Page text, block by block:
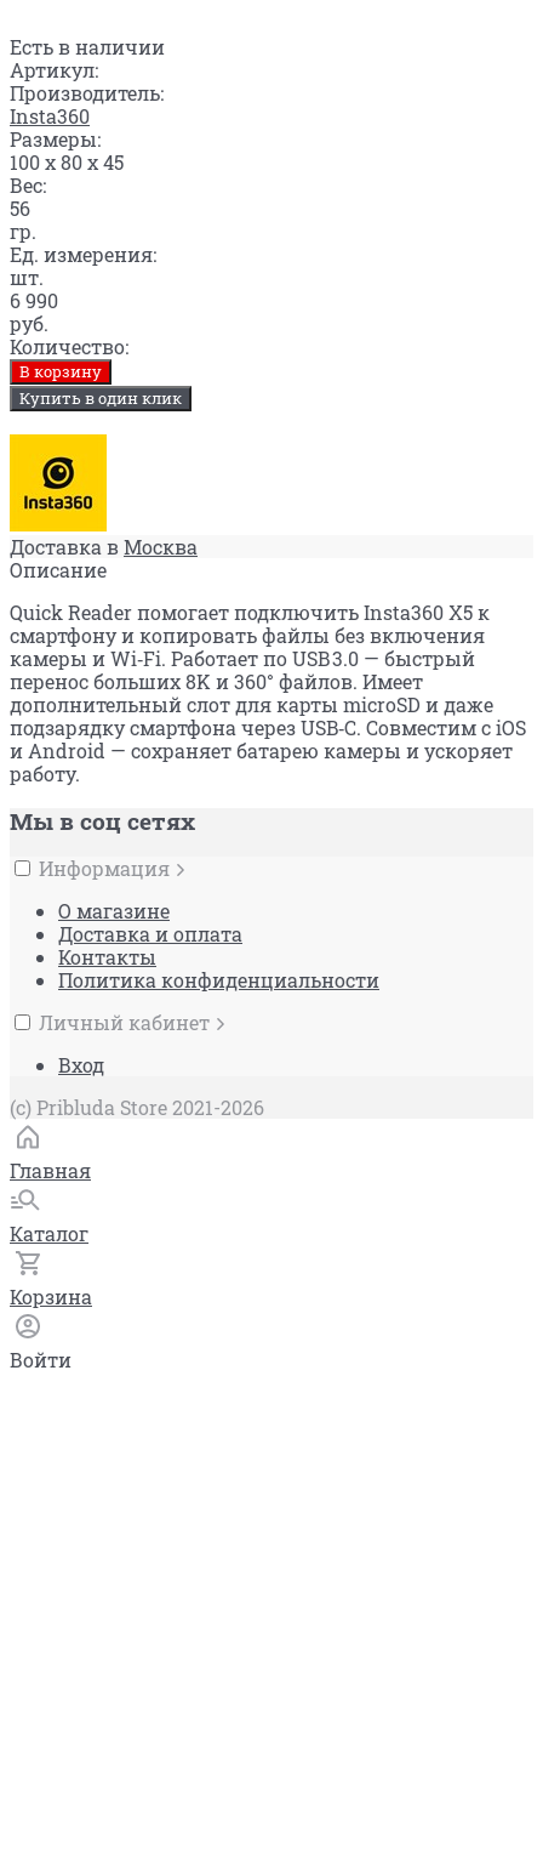
Есть в наличии
Артикул:
Производитель:
Insta360
Размеры:
100 x 80 x 45
Вес:
56
гр.
Ед. измерения:
шт.
6 990
руб.
Количество:
В корзину
Купить в один клик
Доставка вМосква
Описание
Quick Reader помогает подключить Insta360 X5 к
смартфону и копировать файлы без включения
камеры и Wi‑Fi. Работает по USB 3.0 — быстрый
перенос больших 8K и 360° файлов. Имеет
дополнительный слот для карты microSD и даже
подзарядку смартфона через USB‑C. Совместим с iOS
и Android — сохраняет батарею камеры и ускоряет
работу.
Мы в соц сетях
Информация
О магазине
Доставка и оплата
Контакты
Политика конфиденциальности
Личный кабинет
Вход
(c) Pribluda Store 2021-2026
Главная
Каталог
Корзина
Войти